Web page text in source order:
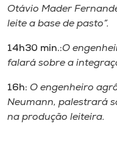
Otávio Mader
leite a base de pasto”.
14h30 min.:O
falará sobre a
16h: O engenheiro
Neumann, palestrará
na produção leiteira.